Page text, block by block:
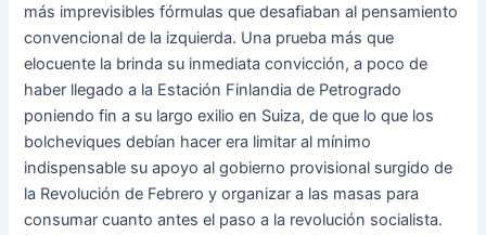
más imprevisibles fórmulas que desafiaban al pensamiento
convencional de la izquierda. Una prueba más que
elocuente la brinda su inmediata convicción, a poco de
haber llegado a la Estación Finlandia de Petrogrado
poniendo fin a su largo exilio en Suiza, de que lo que los
bolcheviques debían hacer era limitar al mínimo
indispensable su apoyo al gobierno provisional surgido de
la Revolución de Febrero y organizar a las masas para
consumar cuanto antes el paso a la revolución socialista.